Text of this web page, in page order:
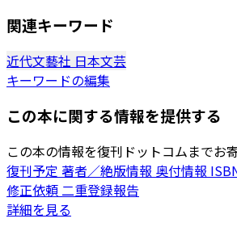
関連キーワード
近代文藝社 日本文芸
キーワードの編集
この本に関する情報を提供する
この本の情報を復刊ドットコムまでお
復刊予定 著者／絶版情報 奥付情報
修正依頼二重登録報告
詳細を見る